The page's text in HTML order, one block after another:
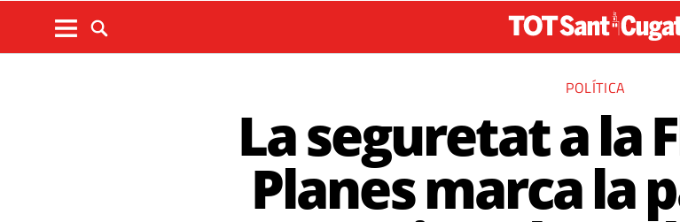
POLÍTICA
La seguretat a la
Planes marca la